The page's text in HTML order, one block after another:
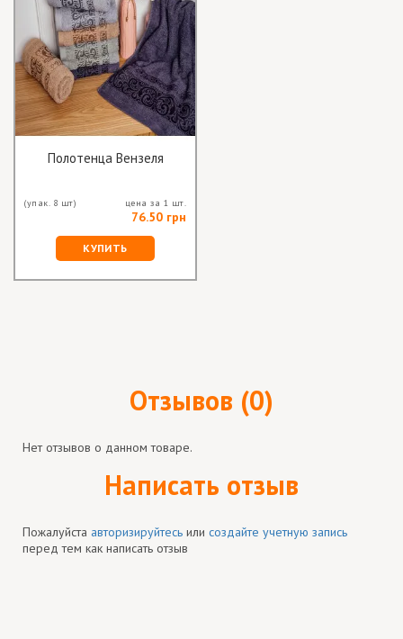
Полотенца Вензеля
(упак. 8 шт) цена за 1 шт.
76.50 грн
КУПИТЬ
Отзывов (0)
Нет отзывов о данном товаре.
Написать отзыв
Пожалуйста авторизируйтесь или создайте учетную запись
перед тем как написать отзыв